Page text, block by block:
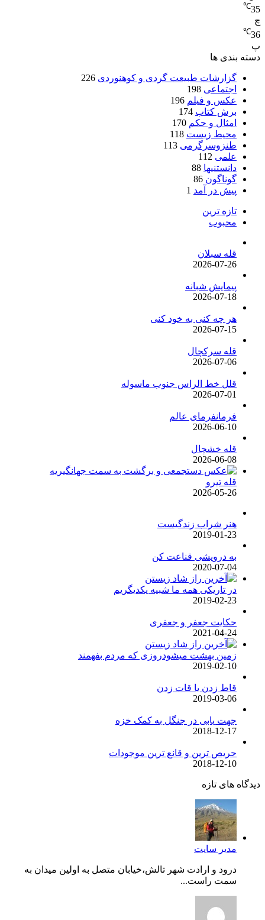
35
℃
چ
36
℃
پ
دسته بندی ها
گزارشات طبیعت گردی و کوهنوردی 226
اجتماعی 198
عکس و فیلم 196
برش کتاب 174
امثال و حکم 170
محیط زیست 118
طنزوسرگرمی 113
علمی 112
دانستنیها 88
گوناگون 86
پیش در آمد 1
تازه ترین
محبوب
قله سبلان
2026-07-26
پیمایش شبانه
2026-07-18
هر چه کنی به خود کنی
2026-07-15
قله سرکچال
2026-07-06
قلل خط الراس جنوب ماسوله
2026-07-01
فرمانفرمای عالم
2026-06-10
قله خشچال
2026-06-08
قله تیرو
2026-05-26
هنر شراب زندگیست
2019-01-23
به درویشی قناعت کن
2020-07-04
در تاریکی همه ما شبیه یکدیگریم
2019-02-23
حکایت جعفر و جعفری
2021-04-24
زمین بهشت میشودروزی که مردم بفهمند
2019-02-10
قاط زدن یا قات زدن
2019-03-06
جهت یابی در جنگل به کمک خزه
2018-12-17
حریص ترین و قانع ترین موجودات
2018-12-10
دیدگاه های تازه
مدیر سایت
درود و ارادت شهر تالش،خیابان متصل به اولین میدان به
سمت راست...